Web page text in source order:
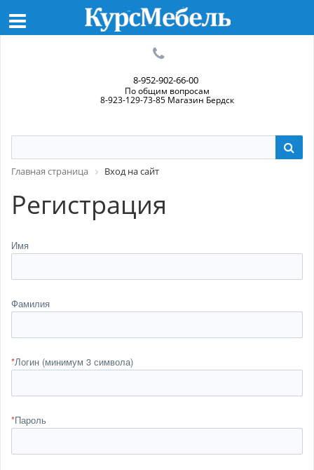
8-952-902-66-00
По общим вопросам
8-923-129-73-85 Магазин Бердск
Главная страница Вход на сайт
Регистрация
Имя
Фамилия
*Логин (минимум 3 символа)
*Пароль